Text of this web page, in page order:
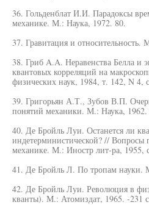
36. Гольденблат И.И. Парадоксы
механике. М.: Наука, 1972. 80.
37. Гравитация и
38. Гриб A.A. Неравенства Белла и
квантовых корреляций на
физических наук, 1984, т. 142, N 4,
39. Григорьян А.Т., Зубов В.П.
понятий механики. М.: Наука, 1962.
40. Де Бройль Луи. Останется ли
индетерминистической? // Вопросы
механике. М.: Иностр лит-ра, 1955,
41. Де Бройль Л. По тропам науки.
42. Де Бройль Луи. Революция в
кванты). М.: Атомиздат, 1965. -231